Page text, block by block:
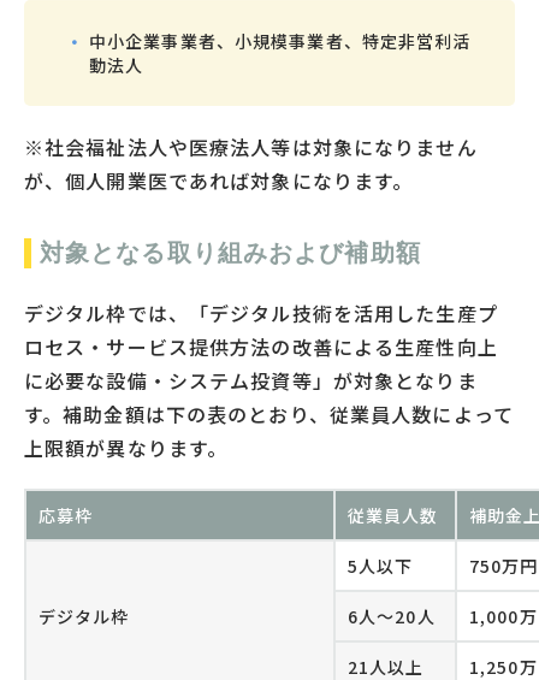
中小企業事業者、小規模事業者、特定非営利活
動法人
※社会福祉法人や医療法人等は対象になりません
が、個人開業医であれば対象になります。
対象となる取り組みおよび補助額
デジタル枠では、「デジタル技術を活用した生産プ
ロセス・サービス提供方法の改善による生産性向上
に必要な設備・システム投資等」が対象となりま
す。補助金額は下の表のとおり、従業員人数によって
上限額が異なります。
応募枠 従業員人数 補助金
デジタル枠
5人以下 750万円
6人～20人 1,000
21人以上 1,250